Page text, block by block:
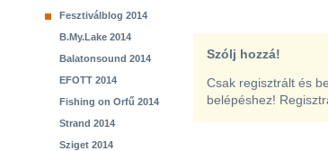
Fesztiválblog 2014
B.My.Lake 2014
Balatonsound 2014
EFOTT 2014
Fishing on Orfű 2014
Strand 2014
Sziget 2014
Szólj hozzá!
Csak regisztrált és
belépéshez!